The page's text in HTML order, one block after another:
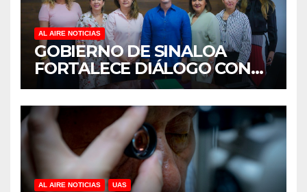
AL AIRE NOTICIAS
GOBIERNO DE SINALOA
FORTALECE DIÁLOGO CON
MUJERES EMPRESARIAS DE
CULIACÁN
AL AIRE NOTICIAS UAS